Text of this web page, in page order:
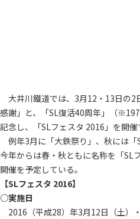
大井川鐵道では、3月12・13日の2
感謝」と、「SL復活40周年」（
記念し、「SLフェスタ 2016」を開催
例年3月に「大鉄祭り」、秋には「
今年からは春・秋ともに名称を「SL
開催を予定している。
【SLフェスタ 2016】
○実施日
2016（平成28）年3月12日（土）・